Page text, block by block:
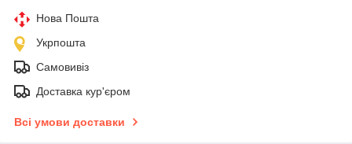
Нова Пошта
Укрпошта
Самовивіз
Доставка кур'єром
Всі умови доставки